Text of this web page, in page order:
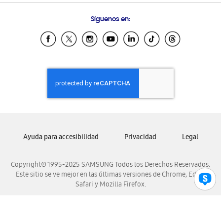
Samsung Ecuador
Samsung El Salvador
Samsung Honduras
Samsung Nicaragua
Samsung Panamá
Samsung Venezuela
Síguenos en:
Copyright© 1995-2025 SAMSUNG Todos los Derechos Reservados.
Este sitio se ve mejor en las últimas versiones de Chrome, Edge,
Safari y Mozilla Firefox.
Ayuda para accesibilidad Privacidad Legal